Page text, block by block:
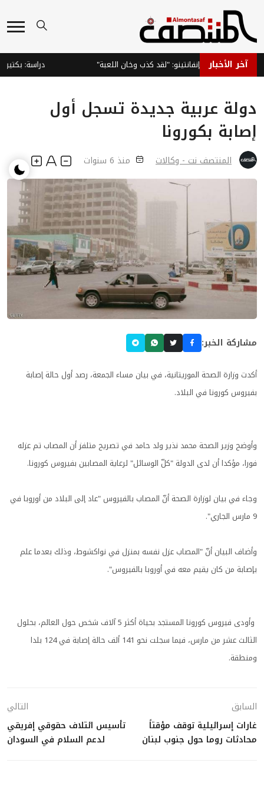
آخر الأخبار
يطالب بإقالة إنفانتينو: "لقد كذب وخان اللعبة" دراسة:
دولة عربية جديدة تسجل أول
إصابة بكورونا
المنتصف نت - وكالات منذ 6 سنوات
مشاركة الخبر:
أكدت وزارة الصحة الموريتانية، في بيان مساء الجمعة، رصد أول حالة إصابة
بفيروس كورونا في البلاد.
وأوضح وزير الصحة محمد نذير ولد حامد في تصريح متلفز أن المصاب تم عزله
فورا، مؤكدا أن لدى الدولة "كلّ الوسائل" لرعاية المصابين بفيروس كورونا.
وجاء في بيان لوزارة الصحة أنّ المصاب بالفيروس "عاد إلى البلاد من أوروبا في
9 مارس الجاري".
وأضاف البيان أنّ "المصاب عزل نفسه بمنزل في نواكشوط، وذلك بعدما علم
بإصابة من كان يقيم معه في أوروبا بالفيروس".
وأودى فيروس كورونا المستجد بحياة أكثر 5 آلاف شخص حول العالم، بحلول
الثالث عشر من مارس، فيما سجلت نحو 141 ألف حالة إصابة في 124 بلدا
ومنطقة.
السابق
غارات إسرائيلية توقف مؤقتاً
محادثات روما حول جنوب لبنان
التالي
تأسيس ائتلاف حقوقي إفريقي
لدعم السلام في السودان